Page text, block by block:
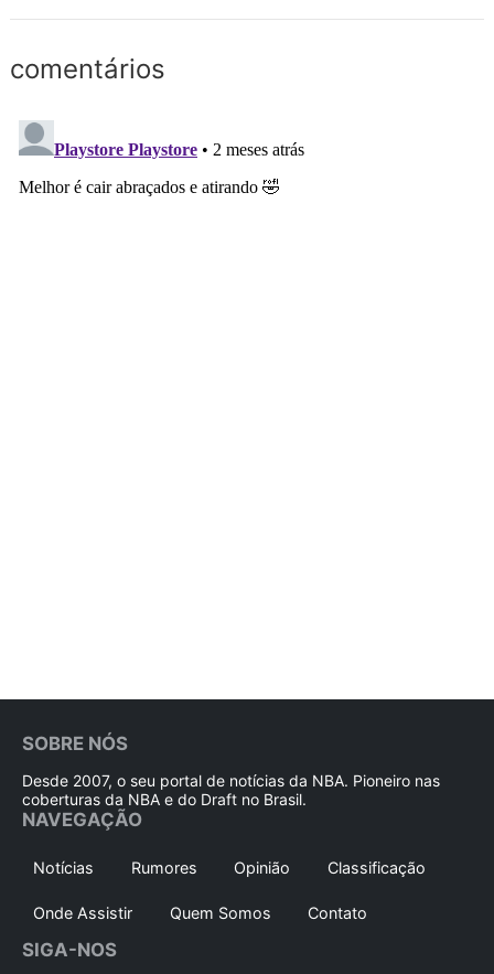
comentários
SOBRE NÓS
Desde 2007, o seu portal de notícias da NBA. Pioneiro nas
coberturas da NBA e do Draft no Brasil.
NAVEGAÇÃO
Notícias Rumores Opinião Classificação
Onde Assistir Quem Somos Contato
SIGA-NOS